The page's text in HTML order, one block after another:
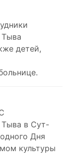
детей,
Тыва в Сут-
Дня
культуры